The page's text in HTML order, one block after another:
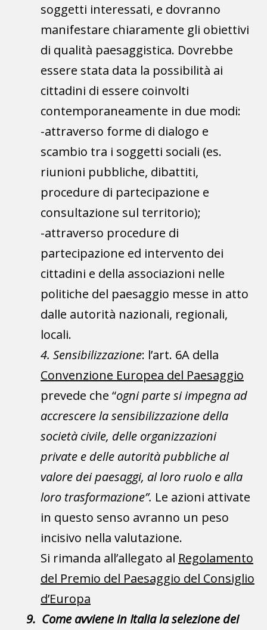
soggetti interessati, e dovranno
manifestare chiaramente gli obiettivi
di qualità paesaggistica. Dovrebbe
essere stata data la possibilità ai
cittadini di essere coinvolti
contemporaneamente in due modi:
-attraverso forme di dialogo e
scambio tra i soggetti sociali (es.
riunioni pubbliche, dibattiti,
procedure di partecipazione e
consultazione sul territorio);
-attraverso procedure di
partecipazione ed intervento dei
cittadini e della associazioni nelle
politiche del paesaggio messe in atto
dalle autorità nazionali, regionali,
locali.
4. Sensibilizzazione: l’art. 6A della
Convenzione Europea del Paesaggio
prevede che “ogni parte si impegna ad
accrescere la sensibilizzazione della
società civile, delle organizzazioni
private e delle autorità pubbliche al
valore dei paesaggi, al loro ruolo e alla
loro trasformazione”. Le azioni attivate
in questo senso avranno un peso
incisivo nella valutazione.
Si rimanda all’allegato al Regolamento
del Premio del Paesaggio del Consiglio
d’Europa
9. Come avviene in Italia la selezione dei